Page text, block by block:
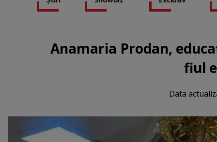
Anamaria Prodan,
fiul
Data